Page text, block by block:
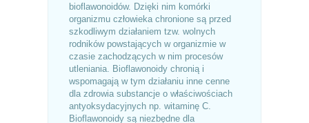
bioflawonoidów. Dzięki nim komórki
organizmu człowieka chronione są przed
szkodliwym działaniem tzw. wolnych
rodników powstających w organizmie w
czasie zachodzących w nim procesów
utleniania. Bioflawonoidy chronią i
wspomagają w tym działaniu inne cenne
dla zdrowia substancje o właściwościach
antyoksydacyjnych np. witaminę C.
Bioflawonoidy są niezbędne dla